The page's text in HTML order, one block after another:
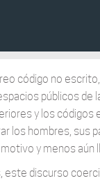
código no
públicos
y los códigos
los hombres, sus
y menos
discurso